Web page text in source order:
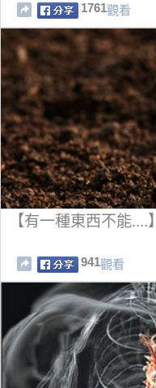
1761觀看
【有一種東西不能....】
941觀看